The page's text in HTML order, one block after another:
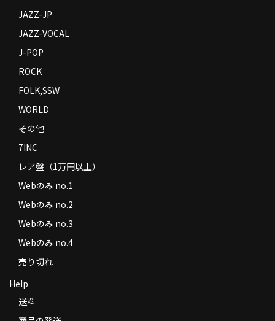
JAZZ-JP
JAZZ-VOCAL
J-POP
ROCK
FOLK,SSW
WORLD
その他
7INC
レア盤（1万円以上）
Webのみ no.1
Webのみ no.2
Webのみ no.3
Webのみ no.4
売り切れ
Help
送料